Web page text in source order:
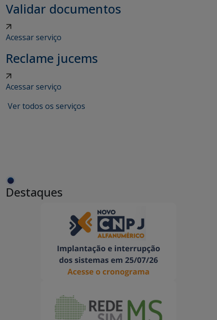
Validar documentos
Acessar serviço
Reclame jucems
Acessar serviço
Ver todos os serviços
Destaques